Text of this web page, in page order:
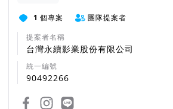
1 個專案
團隊提案者
提案者名稱
台灣永續影業股份有限公司
統一編號
90492266